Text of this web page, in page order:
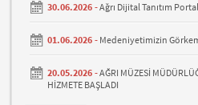
30.06.2026 -Ağrı Dijital Tanıtım
01.06.2026 - Medeniyetimizin
20.05.2026 -AĞRI MÜZESİ
HİZMETE BAŞLADI